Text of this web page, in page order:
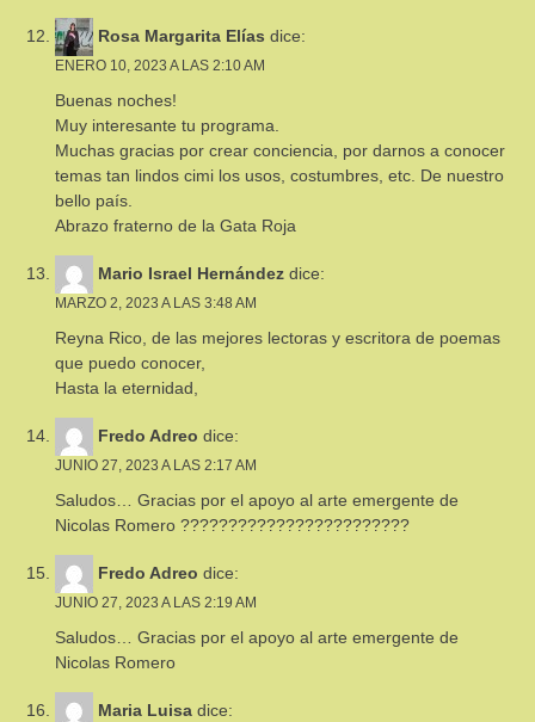
Rosa Margarita Elías dice:
ENERO 10, 2023 A LAS 2:10 AM
Buenas noches!
Muy interesante tu programa.
Muchas gracias por crear conciencia, por darnos a conocer
temas tan lindos cimi los usos, costumbres, etc. De nuestro
bello país.
Abrazo fraterno de la Gata Roja
Mario Israel Hernández dice:
MARZO 2, 2023 A LAS 3:48 AM
Reyna Rico, de las mejores lectoras y escritora de poemas
que puedo conocer,
Hasta la eternidad,
Fredo Adreo dice:
JUNIO 27, 2023 A LAS 2:17 AM
Saludos… Gracias por el apoyo al arte emergente de
Nicolas Romero ????????????????????️????
Fredo Adreo dice:
JUNIO 27, 2023 A LAS 2:19 AM
Saludos… Gracias por el apoyo al arte emergente de
Nicolas Romero
Maria Luisa dice: